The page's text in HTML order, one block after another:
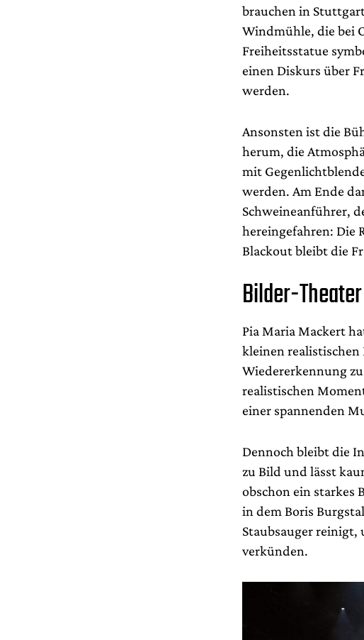
brauchen in
Windmühle, die bei
Freiheitsstatue
einen Diskurs über
werden.
Ansonsten ist die
herum, die
mit
werden. Am Ende
Schweineanführer,
hereingefahren: Die
Blackout bleibt die
Bilder-
Pia Maria Mackert
kleinen realistischen
Wiedererkennung
realistischen
einer spannenden
Dennoch bleibt die
zu Bild und lässt
obschon ein starkes
in dem Boris
Staubsauger reinigt,
verkünden.